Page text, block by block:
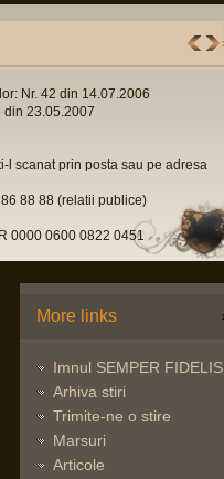
Nr. 42 din 14.07.2006
din 23.05.2007
l scanat prin posta sau pe adresa
88 88 (relatii publice)
0000 0600 0822 0451
More links
Imnul SEMPER FIDELIS
Arhiva stiri
Trimite-ne o stire
Marsuri
Articole